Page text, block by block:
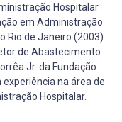
Hospitalar
em Administração
Rio de Janeiro (2003).
de Abastecimento
Jr. da Fundação
experiência na área de
Hospitalar.